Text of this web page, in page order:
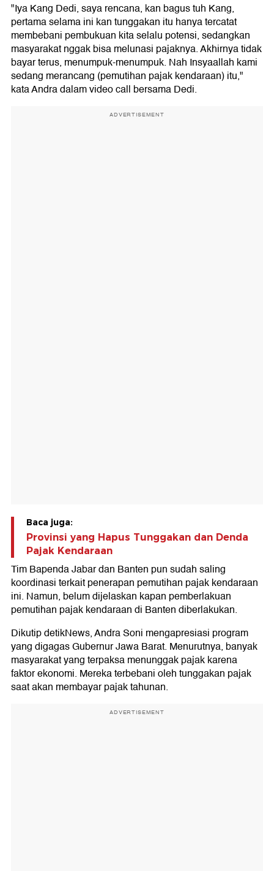
"Iya Kang Dedi, saya rencana, kan bagus tuh Kang,
pertama selama ini kan tunggakan itu hanya tercatat
membebani pembukuan kita selalu potensi, sedangkan
masyarakat nggak bisa melunasi pajaknya. Akhirnya tidak
bayar terus, menumpuk-menumpuk. Nah Insyaallah kami
sedang merancang (pemutihan pajak kendaraan) itu,"
kata Andra dalam video call bersama Dedi.
ADVERTISEMENT
Baca juga:
Provinsi yang Hapus Tunggakan dan Denda
Pajak Kendaraan
Tim Bapenda Jabar dan Banten pun sudah saling
koordinasi terkait penerapan pemutihan pajak kendaraan
ini. Namun, belum dijelaskan kapan pemberlakuan
pemutihan pajak kendaraan di Banten diberlakukan.
Dikutip detikNews, Andra Soni mengapresiasi program
yang digagas Gubernur Jawa Barat. Menurutnya, banyak
masyarakat yang terpaksa menunggak pajak karena
faktor ekonomi. Mereka terbebani oleh tunggakan pajak
saat akan membayar pajak tahunan.
ADVERTISEMENT